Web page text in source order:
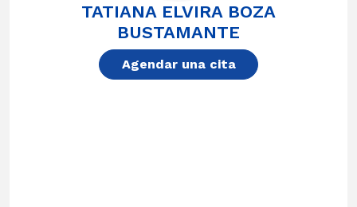
TATIANA ELVIRA BOZA
BUSTAMANTE
Agendar una cita